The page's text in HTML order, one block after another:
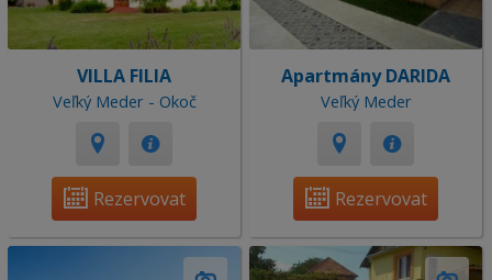
VILLA FILIA
Veľký Meder - Okoč
Rezervovat
Apartmány DARIDA
Veľký Meder
Rezervovat